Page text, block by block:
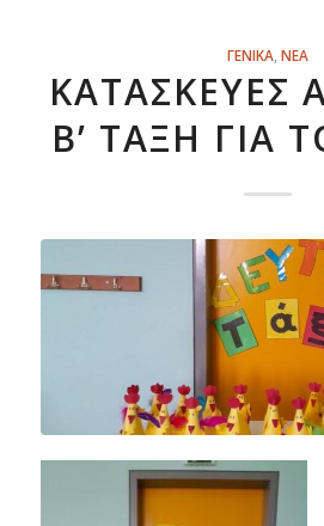
ΓΕΝΙΚΑ, ΝΕΑ
ΚΑΤΑΣΚΕΥΈΣ
Β’ ΤΆΞΗ ΓΙΑ